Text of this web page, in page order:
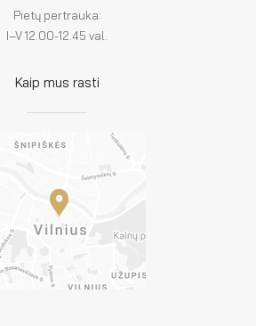
Pietų pertrauka:
I–V 12.00-12.45 val.
Kaip mus rasti